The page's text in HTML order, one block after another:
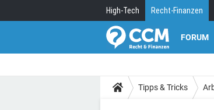
High-Tech Recht-Finanzen
FORUM
Tipps & Tricks